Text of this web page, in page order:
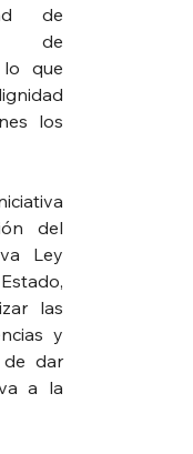
de
de
lo que
los
del
Ley
las
y
de dar
a la